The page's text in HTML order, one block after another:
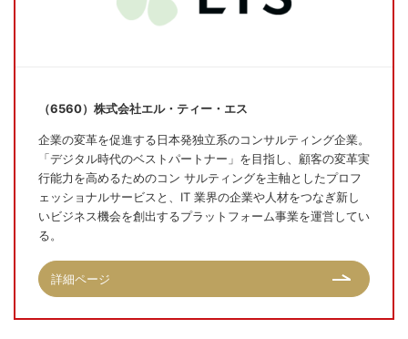
（6560）株式会社エル・ティー・エス
企業の変革を促進する日本発独立系のコンサルティング企業。
「デジタル時代のベストパートナー」を目指し、顧客の変革実
行能力を高めるためのコン サルティングを主軸としたプロフ
ェッショナルサービスと、IT 業界の企業や人材をつなぎ新し
いビジネス機会を創出するプラットフォーム事業を運営してい
る。
詳細ページ